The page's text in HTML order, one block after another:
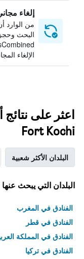
إلغاء
من الوارد
البحث
الإلغاء
Fort Kochi
البلدان الأكثر شعبية
البلدان التي يبحث
الفنادق في المغرب
الفنادق في قطر
الفنادق في المملكة
الفنادق في تركيا